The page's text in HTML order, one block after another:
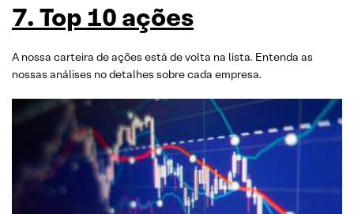
7. Top 10 ações
A nossa carteira de ações está de volta na lista. Entenda as
nossas análises no detalhes sobre cada empresa.